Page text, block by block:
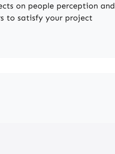
on people perception and
to satisfy your project